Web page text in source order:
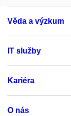
Věda a výzkum
IT služby
Kariéra
O nás